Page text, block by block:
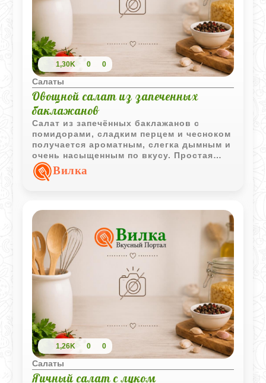
1,30K 0 0
Салаты
Овощной салат из запеченных
баклажанов
Салат из запечённых баклажанов с
помидорами, сладким перцем и чесноком
получается ароматным, слегка дымным и
очень насыщенным по вкусу. Простая
уксусно-масляная заправка хорошо
подчёркивает мягкость запечённых
Вилка
1,26K 0 0
Салаты
Яичный салат с луком